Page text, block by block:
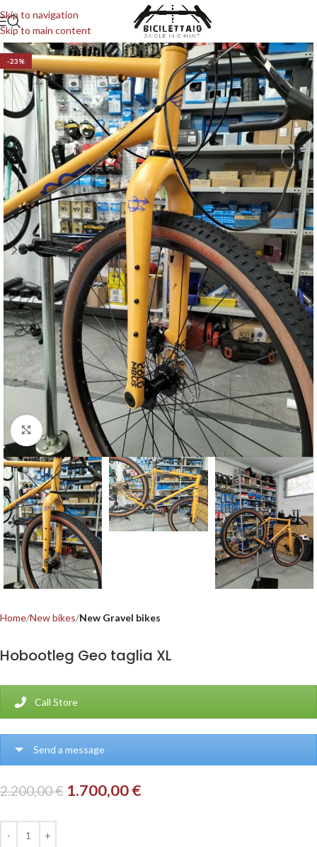
Skip to navigation
Skip to main content
-23%
Click to enlarge
Home New bikes New Gravel bikes
Hobootleg Geo taglia XL
Call Store
Send a message
2.200,00€ 1.700,00€